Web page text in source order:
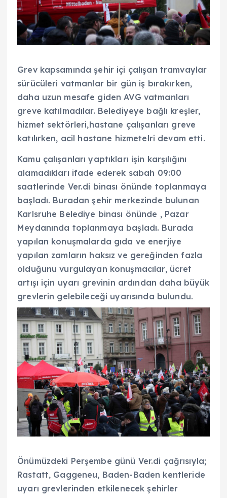
Grev kapsamında şehir içi çalışan tramvaylar
sürücüleri vatmanlar bir gün iş bırakırken,
daha uzun mesafe giden AVG vatmanları
greve katılmadılar. Belediyeye bağlı kreşler,
hizmet sektörleri,hastane çalışanları greve
katılırken, acil hastane hizmetelri devam etti.
Kamu çalışanları yaptıkları işin karşılığını
alamadıkları ifade ederek sabah 09:00
saatlerinde Ver.di binası önünde toplanmaya
başladı. Buradan şehir merkezinde bulunan
Karlsruhe Belediye binası önünde , Pazar
Meydanında toplanmaya başladı. Burada
yapılan konuşmalarda gıda ve enerjiye
yapılan zamların haksız ve gereğinden fazla
olduğunu vurgulayan konuşmacılar, ücret
artışı için uyarı grevinin ardından daha büyük
grevlerin gelebileceği uyarısında bulundu.
Önümüzdeki Perşembe günü Ver.di çağrısıyla;
Rastatt, Gaggeneu, Baden-Baden kentleride
uyarı grevlerinden etkilenecek şehirler